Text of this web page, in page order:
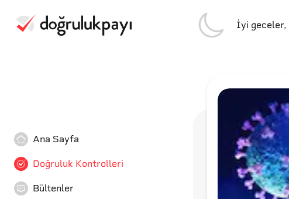
İyi geceler,
Ana Sayfa
Doğruluk Kontrolleri
Bültenler